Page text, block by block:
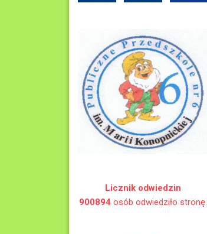
Licznik odwiedzin
900894 osób odwiedziło stronę.